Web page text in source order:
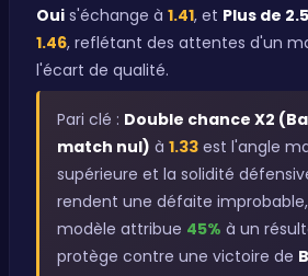
Oui s'échange à 1.41, et Plus de
1.46, reflétant des attentes d'un
l'écart de qualité.
Pari clé : Double chance X2
match nul) à 1.33 est l'angle
supérieure et la solidité
rendent une défaite
modèle attribue 45% à un
protège contre une victoire de